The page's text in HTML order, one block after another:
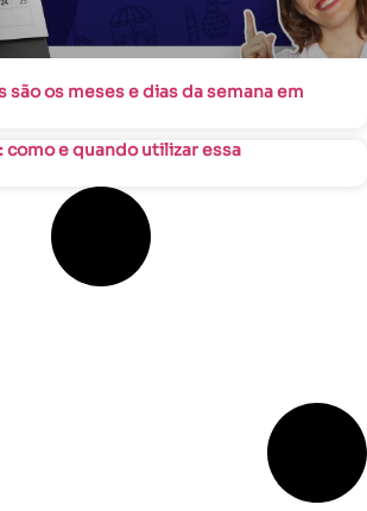
são os meses e dias da semana em
como e quando utilizar essa